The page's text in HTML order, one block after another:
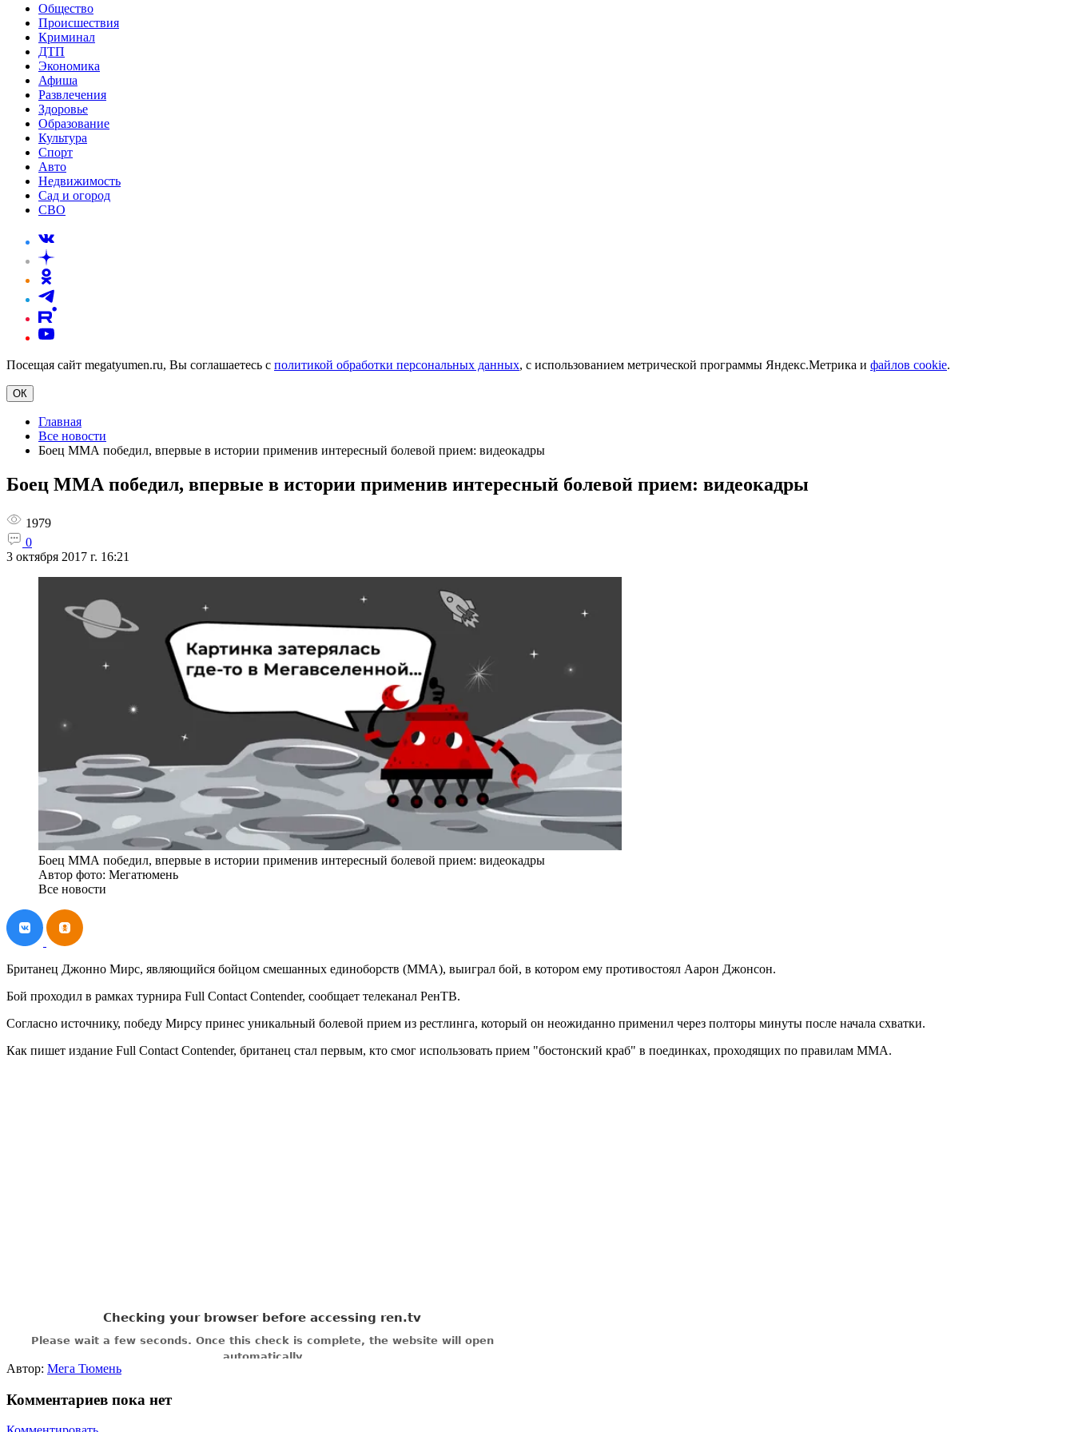
Общество
Происшествия
Криминал
ДТП
Экономика
Афиша
Развлечения
Здоровье
Образование
Культура
Спорт
Авто
Недвижимость
Сад и огород
СВО
Посещая сайт megatyumen.ru, Вы соглашаетесь с политикой обработки персональных данных, с использованием метрической программы Яндекс.Метрика и файлов cookie.
ОК
Главная
Все новости
Боец ММА победил, впервые в истории применив интересный болевой прием: видеокадры
Боец ММА победил, впервые в истории применив интересный болевой прием: видеокадры
1979
0
3 октября 2017 г. 16:21
Боец ММА победил, впервые в истории применив интересный болевой прием: видеокадры
Автор фото: Мегатюмень
Все новости
Британец Джонно Мирс, являющийся бойцом смешанных единоборств (ММА), выиграл бой, в котором ему противостоял Аарон Джонсон.
Бой проходил в рамках турнира Full Contact Contender, сообщает телеканал РенТВ.
Согласно источнику, победу Мирсу принес уникальный болевой прием из рестлинга, который он неожиданно применил через полторы минуты после начала схватки.
Как пишет издание Full Contact Contender, британец стал первым, кто смог использовать прием "бостонский краб" в поединках, проходящих по правилам ММА.
Автор: Мега Тюмень
Комментариев пока нет